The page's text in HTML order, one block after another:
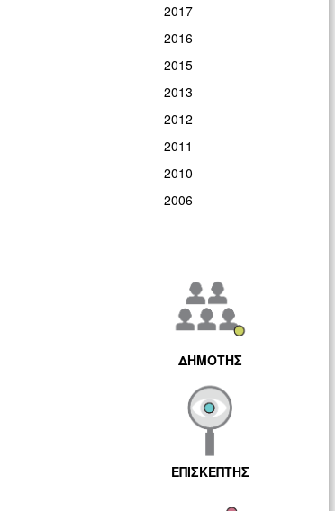
2017
2016
2015
2013
2012
2011
2010
2006
ΔΗΜΟΤΗΣ
ΕΠΙΣΚΕΠΤΗΣ